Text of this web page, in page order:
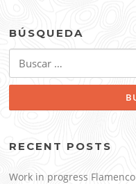
BÚSQUEDA
RECENT POSTS
Work in progress